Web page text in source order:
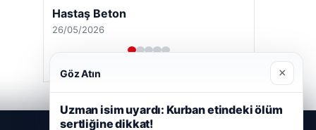
Hastaş Beton
26/05/2026
Göz Atın ×
Uzman isim uyardı: Kurban etindeki ölüm
sertliğine dikkat!